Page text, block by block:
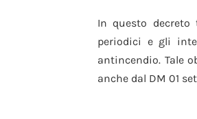
In questo decreto
periodici e gli
antincendio. Tale
anche dal DM 01